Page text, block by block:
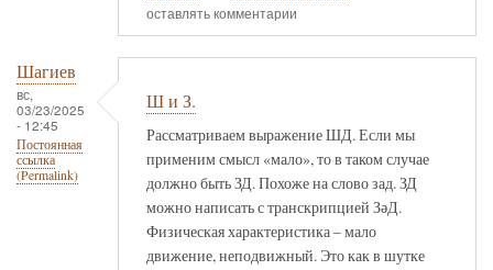
оставлять комментарии
Шагиев
вс,
03/23/2025
- 12:45
Постоянная
ссылка
(Permalink)
Ш и З.
Рассматриваем выражение ШД. Если мы
применим смысл «мало», то в таком случае
должно быть ЗД. Похоже на слово зад. ЗД
можно написать с транскрипцией ЗәД.
Физическая характеристика – мало
движение, неподвижный. Это как в шутке